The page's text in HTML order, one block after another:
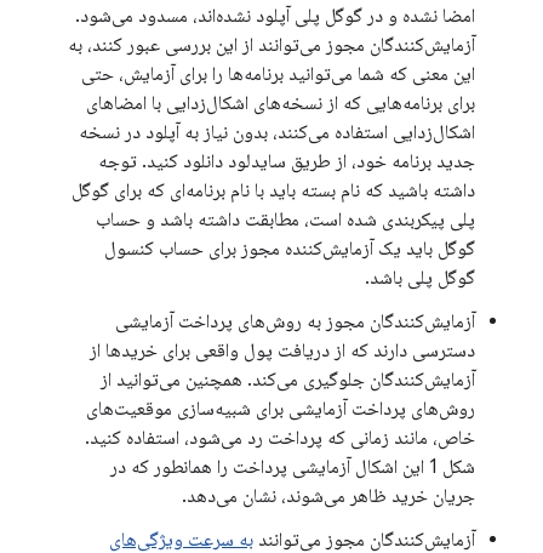
امضا نشده و در گوگل پلی آپلود نشده‌اند، مسدود می‌شود.
آزمایش‌کنندگان مجوز می‌توانند از این بررسی عبور کنند، به
این معنی که شما می‌توانید برنامه‌ها را برای آزمایش، حتی
برای برنامه‌هایی که از نسخه‌های اشکال‌زدایی با امضاهای
اشکال‌زدایی استفاده می‌کنند، بدون نیاز به آپلود در نسخه
جدید برنامه خود، از طریق سایدلود دانلود کنید. توجه
داشته باشید که نام بسته باید با نام برنامه‌ای که برای گوگل
پلی پیکربندی شده است، مطابقت داشته باشد و حساب
گوگل باید یک آزمایش‌کننده مجوز برای حساب کنسول
گوگل پلی باشد.
آزمایش‌کنندگان مجوز به روش‌های پرداخت آزمایشی
دسترسی دارند که از دریافت پول واقعی برای خریدها از
آزمایش‌کنندگان جلوگیری می‌کند. همچنین می‌توانید از
روش‌های پرداخت آزمایشی برای شبیه‌سازی موقعیت‌های
خاص، مانند زمانی که پرداخت رد می‌شود، استفاده کنید.
شکل 1 این اشکال آزمایشی پرداخت را همانطور که در
جریان خرید ظاهر می‌شوند، نشان می‌دهد.
آزمایش‌کنندگان مجوز می‌توانند به سرعت ویژگی‌های